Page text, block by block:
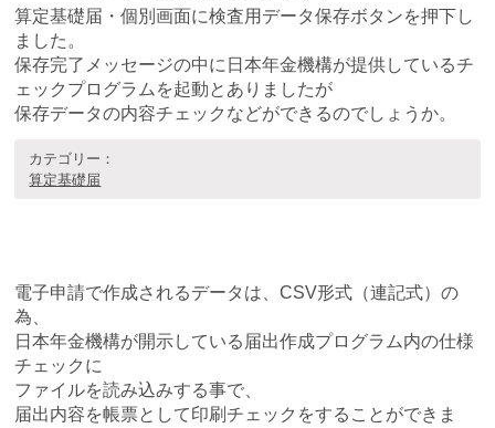
算定基礎届・個別画面に検査用データ保存ボタンを押下し
ました。
保存完了メッセージの中に日本年金機構が提供しているチ
ェックプログラムを起動とありましたが
保存データの内容チェックなどができるのでしょうか。
カテゴリー：
算定基礎届
電子申請で作成されるデータは、CSV形式（連記式）の
為、
日本年金機構が開示している届出作成プログラム内の仕様
チェックに
ファイルを読み込みする事で、
届出内容を帳票として印刷チェックをすることができま